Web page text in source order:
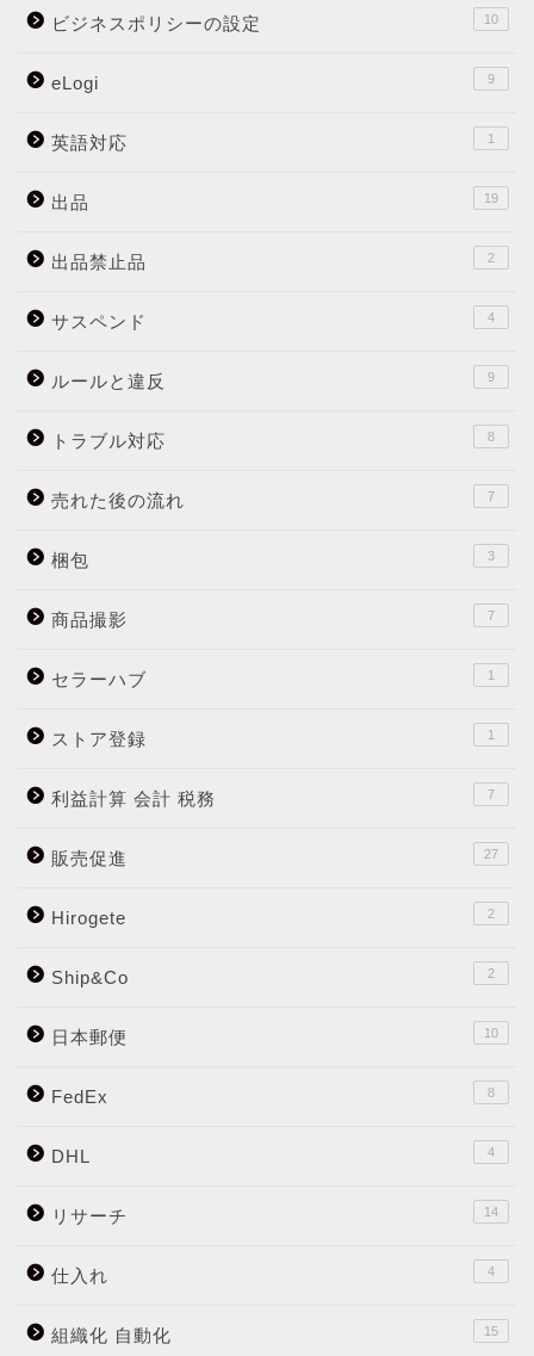
ビジネスポリシーの設定 10
eLogi 9
英語対応 1
出品 19
出品禁止品 2
サスペンド 4
ルールと違反 9
トラブル対応 8
売れた後の流れ 7
梱包 3
商品撮影 7
セラーハブ 1
ストア登録 1
利益計算 会計 税務 7
販売促進 27
Hirogete 2
Ship&Co 2
日本郵便 10
FedEx 8
DHL 4
リサーチ 14
仕入れ 4
組織化 自動化 15